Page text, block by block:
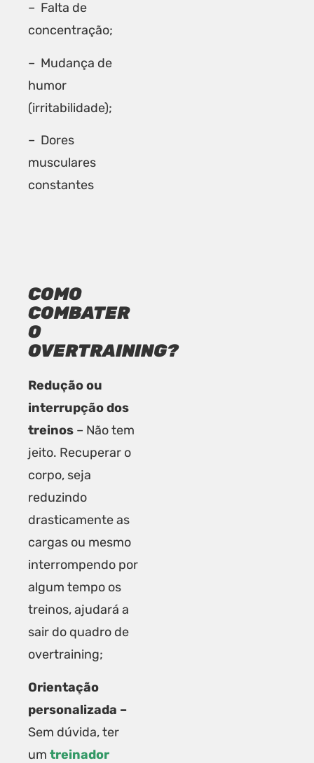
– Falta de
concentração;
– Mudança de
humor
(irritabilidade);
– Dores
musculares
constantes
COMO
COMBATER
O
OVERTRAINING?
Redução ou
interrupção dos
treinos– Não tem
jeito. Recuperar o
corpo, seja
reduzindo
drasticamente as
cargas ou mesmo
interrompendo por
algum tempo os
treinos, ajudará a
sair do quadro de
overtraining;
Orientação
personalizada –
Sem dúvida, ter
um treinador